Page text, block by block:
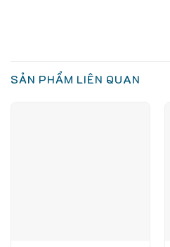
SẢN PHẨM LIÊN QUAN